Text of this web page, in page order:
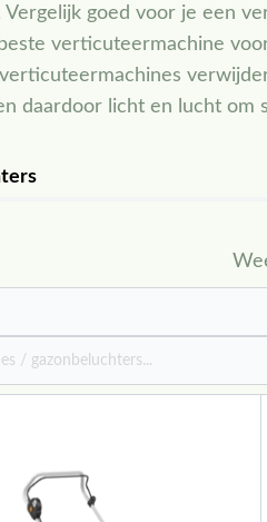
Vergelijk goed voor je een
verticuteermachine
daardoor licht en lucht om